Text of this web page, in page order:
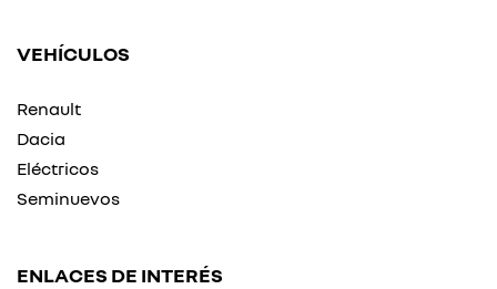
VEHÍCULOS
Renault
Dacia
Eléctricos
Seminuevos
ENLACES DE INTERÉS